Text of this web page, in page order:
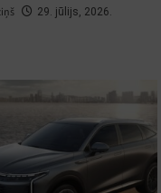
29. jūlijs, 2026.